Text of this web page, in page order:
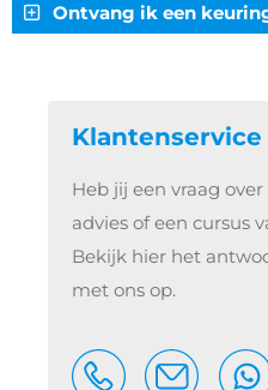
Ontvang ik een
Klantenservice
Heb jij een vraag
advies of een cursus
Bekijk hier het
met ons op.